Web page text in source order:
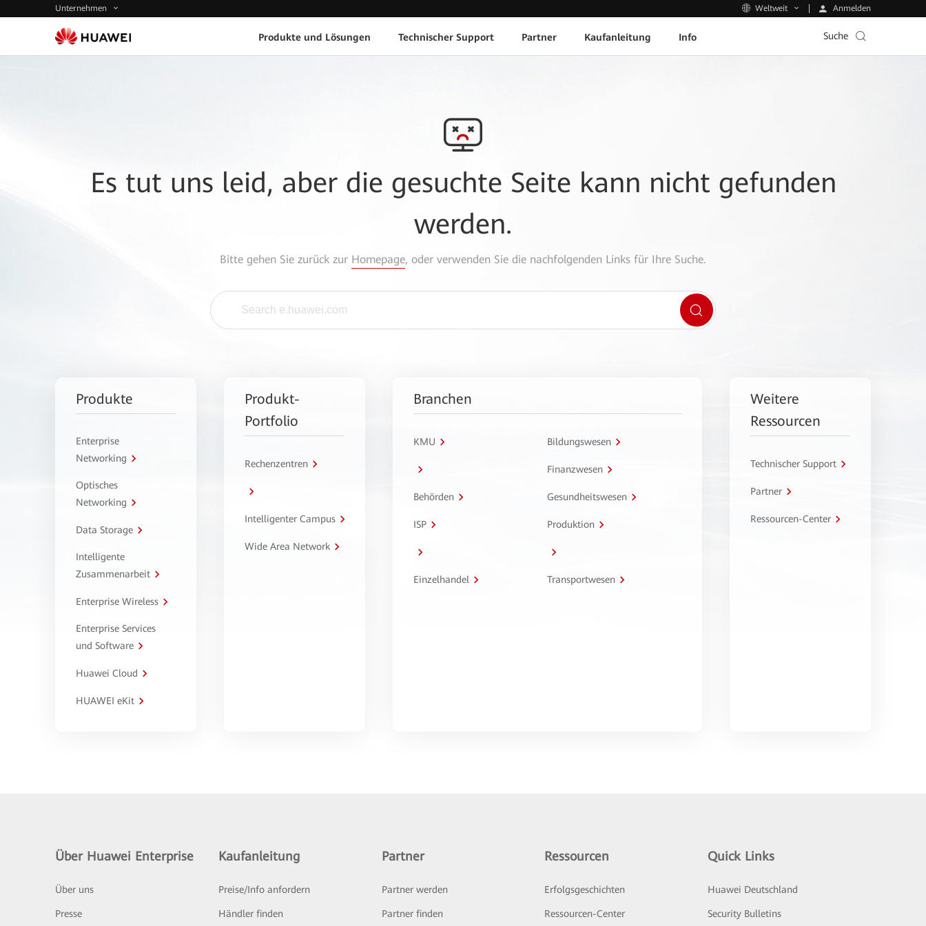
Unternehmen Weltweit Anmelden
Produkte und Lösungen Technischer Support Partner Kaufanleitung Info Suche
Es tut uns leid, aber die gesuchte Seite kann nicht gefunden
werden.
Bitte gehen Sie zurück zur Homepage, oder verwenden Sie die nachfolgenden Links für Ihre Suche.
Produkte
Enterprise
Networking
Optisches
Networking
Data Storage
Intelligente
Zusammenarbeit
Enterprise Wireless
Enterprise Services
und Software
Huawei Cloud
HUAWEI eKit
Produkt-
Portfolio
Rechenzentren
Intelligenter Campus
Wide Area Network
Branchen
KMU Bildungswesen
Finanzwesen
Behörden Gesundheitswesen
ISP Produktion
Einzelhandel Transportwesen
Weitere
Ressourcen
Technischer Support
Partner
Ressourcen-Center
Über Huawei Enterprise
Über uns
Presse
Kaufanleitung
Preise/Info anfordern
Händler finden
Partner
Partner werden
Partner finden
Ressourcen
Erfolgsgeschichten
Ressourcen-Center
Quick Links
Huawei Deutschland
Security Bulletins